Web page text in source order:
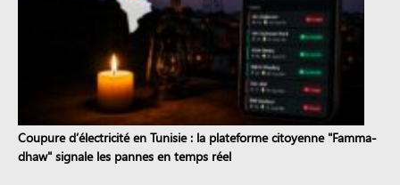
Coupure d’électricité en Tunisie : la plateforme citoyenne "Famma-
dhaw" signale les pannes en temps réel